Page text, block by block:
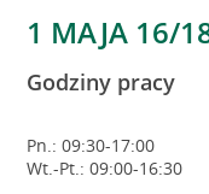
1 MAJA 16/
Godziny pracy
Pn.: 09:30-17:00
Wt.-Pt.: 09:00-16:30